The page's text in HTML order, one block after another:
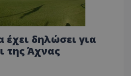
δηλώσει για
της Άχνας